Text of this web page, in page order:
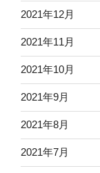
2021年12月
2021年11月
2021年10月
2021年9月
2021年8月
2021年7月